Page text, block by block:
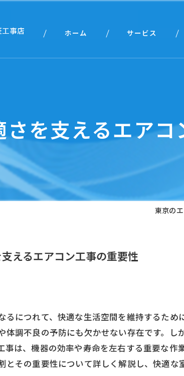
ホーム サービス
さを支えるエア
東京の
えるエアコン工事の重要性
るにつれて、快適な生活空間を維持するた
体調不良の予防にも欠かせない存在です。
事は、機器の効率や寿命を左右する重要な
とその重要性について詳しく解説し、快適な